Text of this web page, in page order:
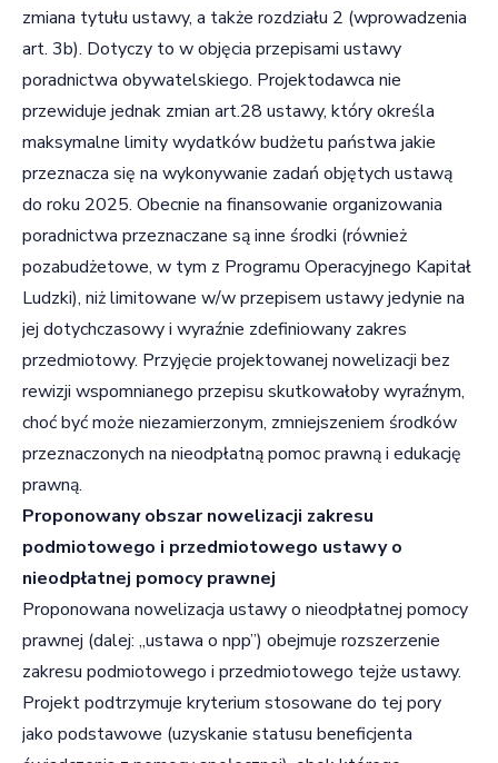
zmiana tytułu ustawy, a także rozdziału 2 (wprowadzenia
art. 3b). Dotyczy to w objęcia przepisami ustawy
poradnictwa obywatelskiego. Projektodawca nie
przewiduje jednak zmian art.28 ustawy, który określa
maksymalne limity wydatków budżetu państwa jakie
przeznacza się na wykonywanie zadań objętych ustawą
do roku 2025. Obecnie na finansowanie organizowania
poradnictwa przeznaczane są inne środki (również
pozabudżetowe, w tym z Programu Operacyjnego Kapitał
Ludzki), niż limitowane w/w przepisem ustawy jedynie na
jej dotychczasowy i wyraźnie zdefiniowany zakres
przedmiotowy. Przyjęcie projektowanej nowelizacji bez
rewizji wspomnianego przepisu skutkowałoby wyraźnym,
choć być może niezamierzonym, zmniejszeniem środków
przeznaczonych na nieodpłatną pomoc prawną i edukację
prawną.
Proponowany obszar nowelizacji zakresu
podmiotowego i przedmiotowego ustawy o
nieodpłatnej pomocy prawnej
Proponowana nowelizacja ustawy o nieodpłatnej pomocy
prawnej (dalej: „ustawa o npp”) obejmuje rozszerzenie
zakresu podmiotowego i przedmiotowego tejże ustawy.
Projekt podtrzymuje kryterium stosowane do tej pory
jako podstawowe (uzyskanie statusu beneficjenta